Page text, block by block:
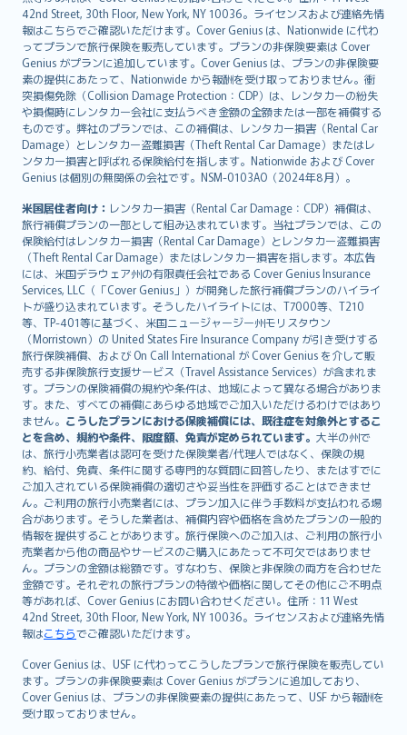
42nd Street, 30th Floor, New York, NY 10036。ライセンスおよび連絡先情
報はこちらでご確認いただけます。Cover Genius は、Nationwide に代わ
ってプランで旅行保険を販売しています。プランの非保険要素は Cover
Genius がプランに追加しています。Cover Genius は、プランの非保険要
素の提供にあたって、Nationwide から報酬を受け取っておりません。衝
突損傷免除（Collision Damage Protection：CDP）は、レンタカーの紛失
や損傷時にレンタカー会社に支払うべき金額の全額または一部を補償する
ものです。弊社のプランでは、この補償は、レンタカー損害（Rental Car
Damage）とレンタカー盗難損害（Theft Rental Car Damage）またはレ
ンタカー損害と呼ばれる保険給付を指します。Nationwide および Cover
Genius は個別の無関係の会社です。NSM-0103AO（2024年8月）。
米国居住者向け： レンタカー損害（Rental Car Damage：CDP）補償は、
旅行補償プランの一部として組み込まれています。当社プランでは、この
保険給付はレンタカー損害（Rental Car Damage）とレンタカー盗難損害
（Theft Rental Car Damage）またはレンタカー損害を指します。本広告
には、米国デラウェア州の有限責任会社である Cover Genius Insurance
Services, LLC（「Cover Genius」）が開発した旅行補償プランのハイライ
トが盛り込まれています。そうしたハイライトには、T7000等、T210
等、TP-401等に基づく、米国ニュージャージー州モリスタウン
（Morristown）の United States Fire Insurance Company が引き受けする
旅行保険補償、および On Call International が Cover Genius を介して販
売する非保険旅行支援サービス（Travel Assistance Services）が含まれま
す。プランの保険補償の規約や条件は、地域によって異なる場合がありま
す。また、すべての補償にあらゆる地域でご加入いただけるわけではあり
ません。 こうしたプランにおける保険補償には、既往症を対象外とするこ
とを含め、規約や条件、限度額、免責が定められています。 大半の州で
は、旅行小売業者は認可を受けた保険業者/代理人ではなく、保険の規
約、給付、免責、条件に関する専門的な質問に回答したり、またはすでに
ご加入されている保険補償の適切さや妥当性を評価することはできませ
ん。ご利用の旅行小売業者には、プラン加入に伴う手数料が支払われる場
合があります。そうした業者は、補償内容や価格を含めたプランの一般的
情報を提供することがあります。旅行保険へのご加入は、ご利用の旅行小
売業者から他の商品やサービスのご購入にあたって不可欠ではありませ
ん。プランの金額は総額です。すなわち、保険と非保険の両方を合わせた
金額です。それぞれの旅行プランの特徴や価格に関してその他にご不明点
等があれば、Cover Genius にお問い合わせください。住所：11 West
42nd Street, 30th Floor, New York, NY 10036。ライセンスおよび連絡先情
報はこちらでご確認いただけます。
Cover Genius は、USF に代わってこうしたプランで旅行保険を販売してい
ます。プランの非保険要素は Cover Genius がプランに追加しており、
Cover Genius は、プランの非保険要素の提供にあたって、USF から報酬を
受け取っておりません。